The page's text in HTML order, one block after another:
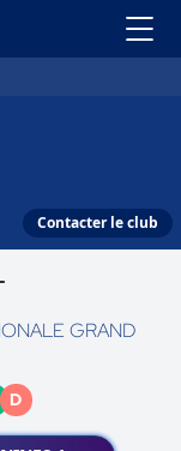
Contacter le club
GRAND
D